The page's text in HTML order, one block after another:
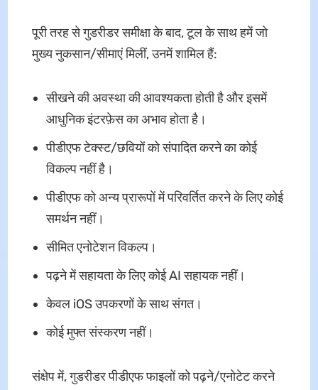
पूरी तरह से गुडरीडर समीक्षा के बाद, टूल के साथ हमें जो
मुख्य नुकसान/सीमाएं मिलीं, उनमें शामिल हैं:
सीखने की अवस्था की आवश्यकता होती है और इसमें
आधुनिक इंटरफ़ेस का अभाव होता है।
पीडीएफ टेक्स्ट/छवियों को संपादित करने का कोई
विकल्प नहीं है।
पीडीएफ को अन्य प्रारूपों में परिवर्तित करने के लिए कोई
समर्थन नहीं।
सीमित एनोटेशन विकल्प।
पढ़ने में सहायता के लिए कोई AI सहायक नहीं।
केवल iOS उपकरणों के साथ संगत।
कोई मुफ्त संस्करण नहीं।
संक्षेप में, गुडरीडर पीडीएफ फाइलों को पढ़ने/एनोटेट करने